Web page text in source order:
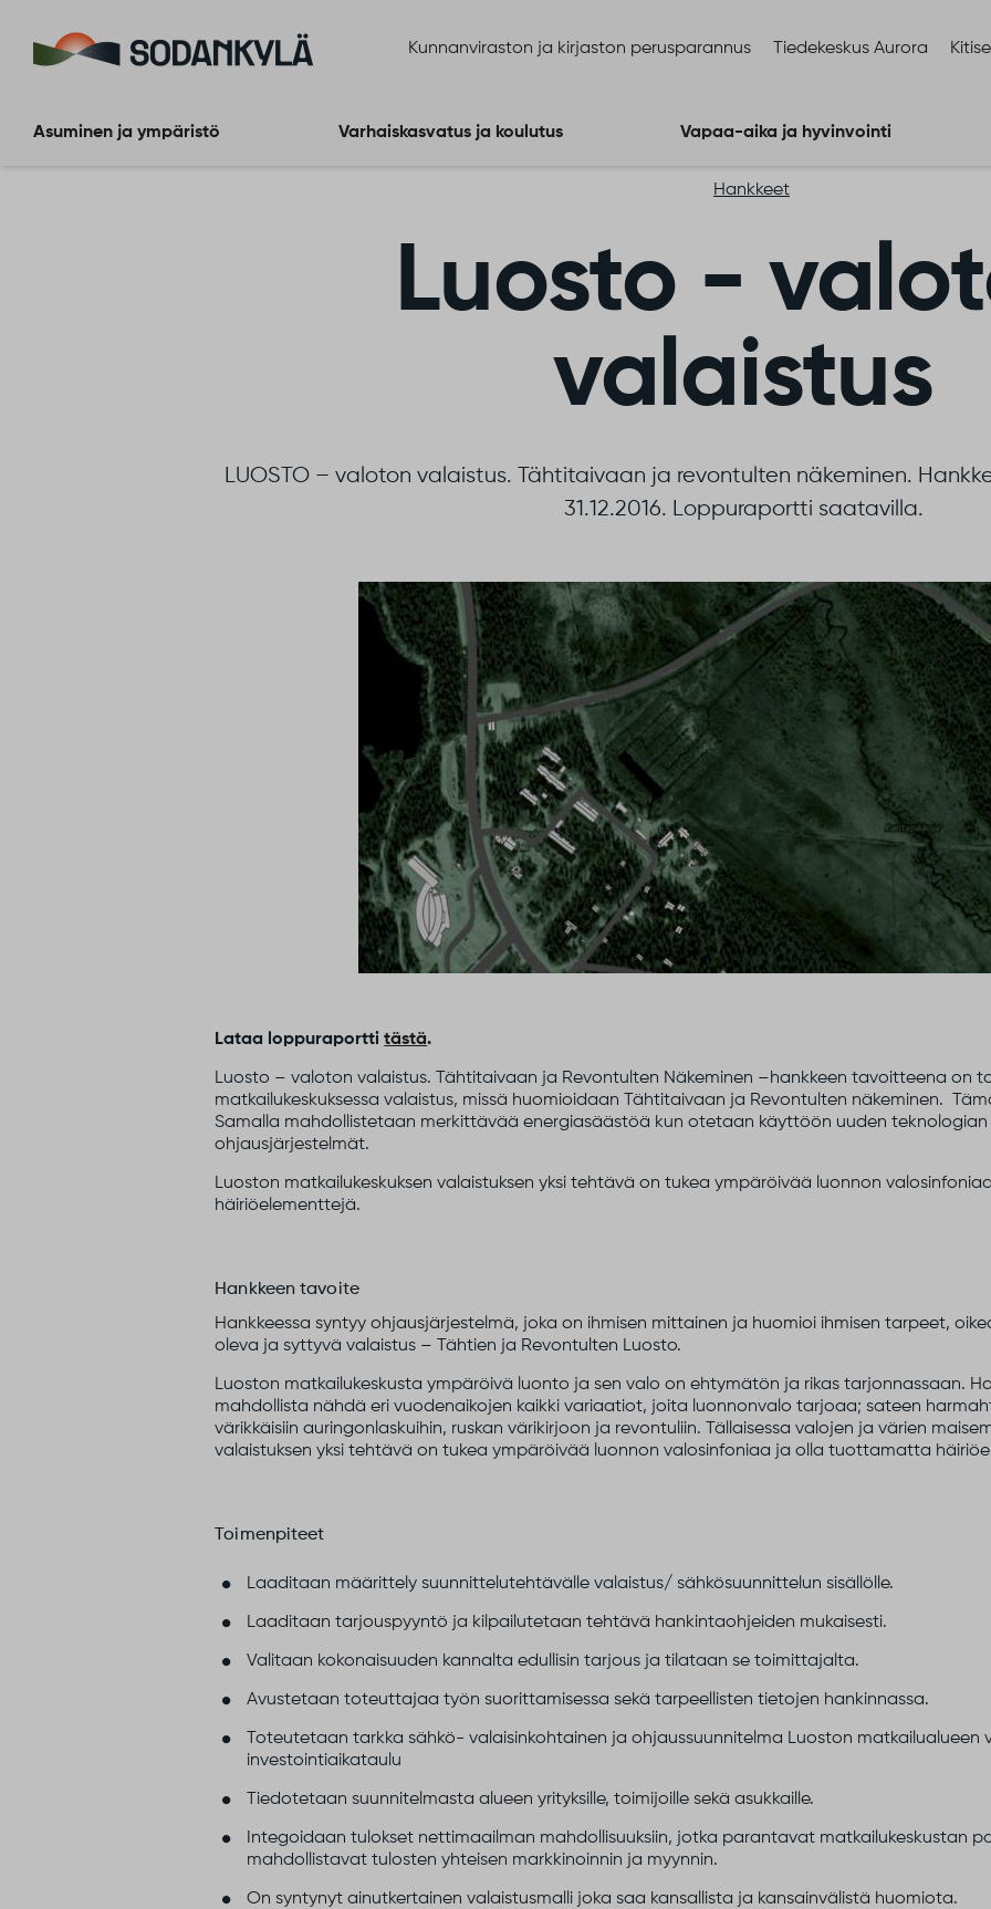
Kunnanviraston ja kirjaston perusparannus Tiedekeskus Aurora
Asuminen ja ympäristö Varhaiskasvatus ja koulutus Vapaa-aika ja hyvinvointi
Hankkeet
Luosto -
valaistus
LUOSTO – valoton valaistus. Tähtitaivaan ja revontulten näkeminen.
31.12.2016. Loppuraportti saatavilla.
Lataa loppuraporttitästä.
Luosto – valoton valaistus. Tähtitaivaan ja Revontulten Näkeminen –hankkeen tavoitteena on
matkailukeskuksessa valaistus, missä huomioidaan Tähtitaivaan ja Revontulten näkeminen.
Samalla mahdollistetaan merkittävää energiasäästöä kun otetaan käyttöön uuden
ohjausjärjestelmät.
Luoston matkailukeskuksen valaistuksen yksi tehtävä on tukea ympäröivää luonnon
häiriöelementtejä.
Hankkeen tavoite
Hankkeessa syntyy ohjausjärjestelmä, joka on ihmisen mittainen ja huomioi ihmisen tarpeet,
oleva ja syttyvä valaistus – Tähtien ja Revontulten Luosto.
Luoston matkailukeskusta ympäröivä luonto ja sen valo on ehtymätön ja rikas tarjonnassaan.
mahdollista nähdä eri vuodenaikojen kaikki variaatiot, joita luonnonvalo tarjoaa; sateen
värikkäisiin auringonlaskuihin, ruskan värikirjoon ja revontuliin. Tällaisessa valojen ja värien
valaistuksen yksi tehtävä on tukea ympäröivää luonnon valosinfoniaa ja olla tuottamatta
Toimenpiteet
Laaditaan määrittely suunnittelutehtävälle valaistus/ sähkösuunnittelun sisällölle.
Laaditaan tarjouspyyntö ja kilpailutetaan tehtävä hankintaohjeiden mukaisesti.
Valitaan kokonaisuuden kannalta edullisin tarjous ja tilataan se toimittajalta.
Avustetaan toteuttajaa työn suorittamisessa sekä tarpeellisten tietojen hankinnassa.
Toteutetaan tarkka sähkö- valaisinkohtainen ja ohjaussuunnitelma Luoston matkailualueen
investointiaikataulu
Tiedotetaan suunnitelmasta alueen yrityksille, toimijoille sekä asukkaille.
Integoidaan tulokset nettimaailman mahdollisuuksiin, jotka parantavat matkailukeskustan
mahdollistavat tulosten yhteisen markkinoinnin ja myynnin.
On syntynyt ainutkertainen valaistusmalli joka saa kansallista ja kansainvälistä huomiota.